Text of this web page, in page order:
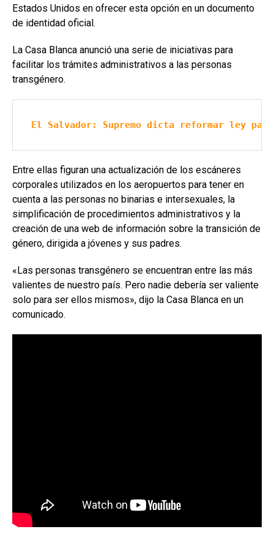
Estados Unidos en ofrecer esta opción en un documento
de identidad oficial.
La Casa Blanca anunció una serie de iniciativas para
facilitar los trámites administrativos a las personas
transgénero.
El Salvador: Supremo dicta reformar ley
Entre ellas figuran una actualización de los escáneres
corporales utilizados en los aeropuertos para tener en
cuenta a las personas no binarias e intersexuales, la
simplificación de procedimientos administrativos y la
creación de una web de información sobre la transición de
género, dirigida a jóvenes y sus padres.
«Las personas transgénero se encuentran entre las más
valientes de nuestro país. Pero nadie debería ser valiente
solo para ser ellos mismos», dijo la Casa Blanca en un
comunicado.